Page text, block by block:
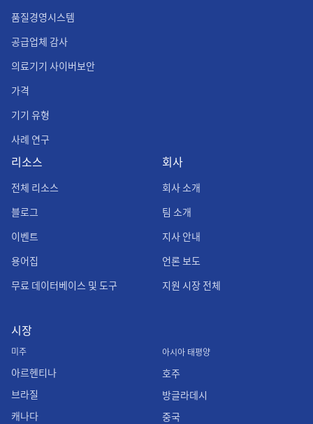
품질경영시스템
공급업체 감사
의료기기 사이버보안
가격
기기 유형
사례 연구
리소스
전체 리소스
블로그
이벤트
용어집
무료 데이터베이스 및 도구
회사
회사 소개
팀 소개
지사 안내
언론 보도
지원 시장 전체
시장
미주
아르헨티나
브라질
캐나다
아시아 태평양
호주
방글라데시
중국